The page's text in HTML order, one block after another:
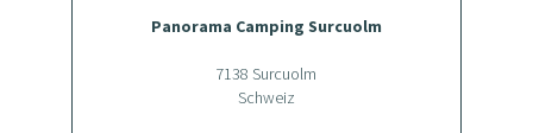
Panorama Camping Surcuolm
7138 Surcuolm
Schweiz